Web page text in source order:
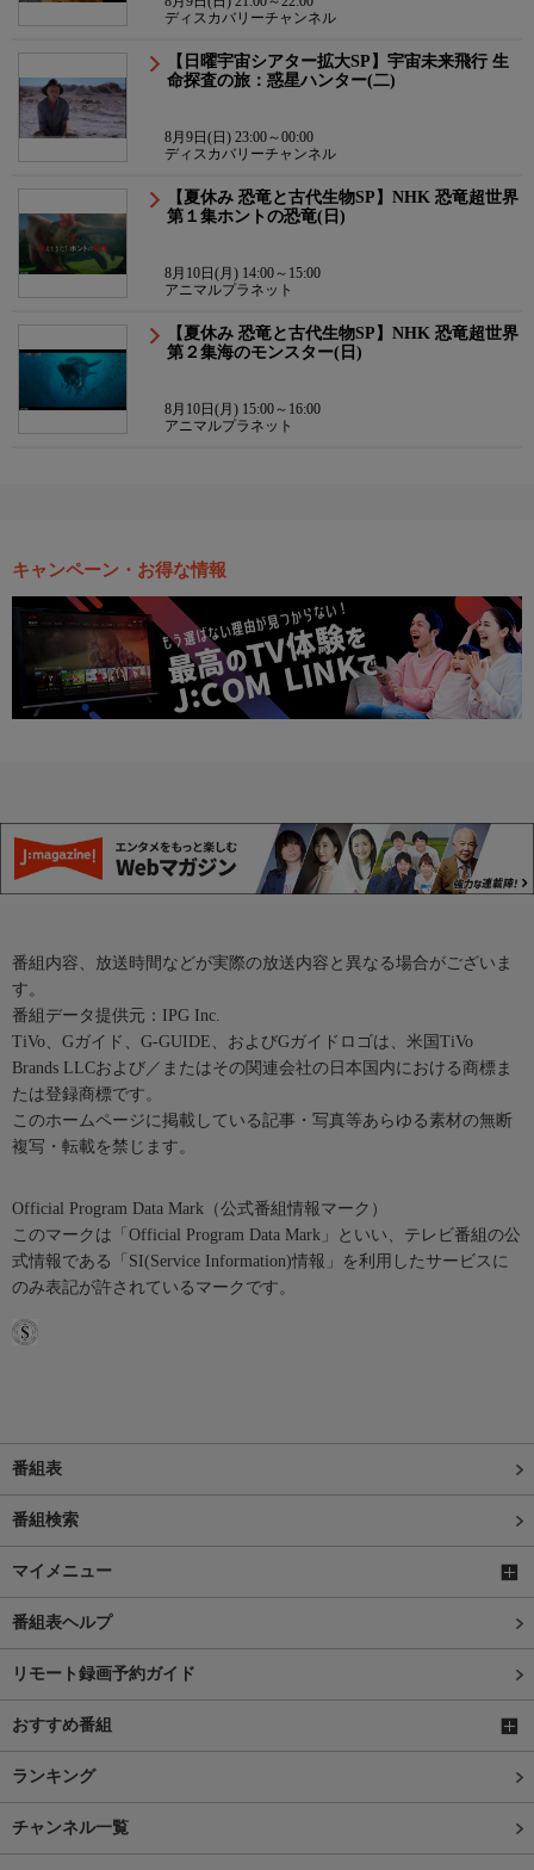
ディスカバリーチャンネル
【日曜宇宙シアター拡大SP】宇宙未来飛行 生
命探査の旅：惑星ハンター(二)
8月9日(日) 23:00～00:00
ディスカバリーチャンネル
【夏休み 恐竜と古代生物SP】NHK 恐竜超世界
第１集ホントの恐竜(日)
8月10日(月) 14:00～15:00
アニマルプラネット
【夏休み 恐竜と古代生物SP】NHK 恐竜超世界
第２集海のモンスター(日)
8月10日(月) 15:00～16:00
アニマルプラネット
キャンペーン・お得な情報
番組内容、放送時間などが実際の放送内容と異なる場合がございま
す。
番組データ提供元：IPG Inc.
TiVo、Gガイド、G-GUIDE、およびGガイドロゴは、米国TiVo
Brands LLCおよび／またはその関連会社の日本国内における商標ま
たは登録商標です。
このホームページに掲載している記事・写真等あらゆる素材の無断
複写・転載を禁じます。
Official Program Data Mark（公式番組情報マーク）
このマークは「Official Program Data Mark」といい、テレビ番組の公
式情報である「SI(Service Information)情報」を利用したサービスに
のみ表記が許されているマークです。
番組表
番組検索
マイメニュー
番組表ヘルプ
リモート録画予約ガイド
おすすめ番組
ランキング
チャンネル一覧